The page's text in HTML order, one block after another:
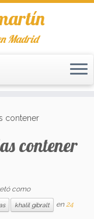
Madrid
contener
contener
como
khalil gibralt en24